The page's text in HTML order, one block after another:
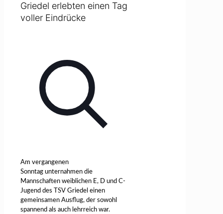
Griedel erlebten einen Tag
voller Eindrücke
Am vergangenen
Sonntag unternahmen die
Mannschaften weiblichen E, D und C-
Jugend des TSV Griedel einen
gemeinsamen Ausflug, der sowohl
spannend als auch lehrreich war.